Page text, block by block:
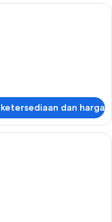
meja kerja, tirai kedap
dan harga
meja kerja, tirai kedap